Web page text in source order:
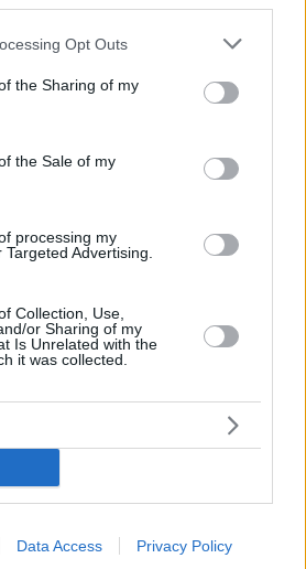
app uses one or more Google
or usage behaviour. You may click to
Google and its third-party tags to
specified purposes in below Google
Opt Outs
the Sharing of my
the Sale of my
processing my
Advertising.
Collection, Use,
or Sharing of my
Is Unrelated with the
it was collected.
Data Access Privacy Policy
Eris: Πόσο θα πρέπει να
παραλλαγή;
η κινητικότητα των πολιτών,
συνθήκες για τη
υποπαραλλαγής